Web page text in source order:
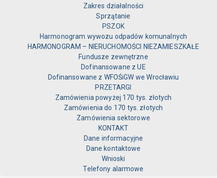
Zakres działalności
Sprzątanie
PSZOK
Harmonogram wywozu odpadów komunalnych
HARMONOGRAM – NIERUCHOMOŚCI NIEZAMIESZKAŁE
Fundusze zewnętrzne
Dofinansowane z UE
Dofinansowane z WFOŚiGW we Wrocławiu
PRZETARGI
Zamówienia powyżej 170 tys. złotych
Zamówienia do 170 tys. złotych
Zamówienia sektorowe
KONTAKT
Dane informacyjne
Dane kontaktowe
Wnioski
Telefony alarmowe